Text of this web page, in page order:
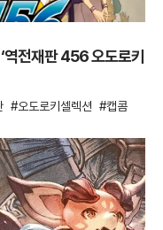
역전재판 456 오도로키
오도로키셀렉션 캡콤